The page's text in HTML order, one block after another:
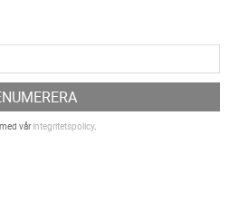
vårintegritetspolicy.